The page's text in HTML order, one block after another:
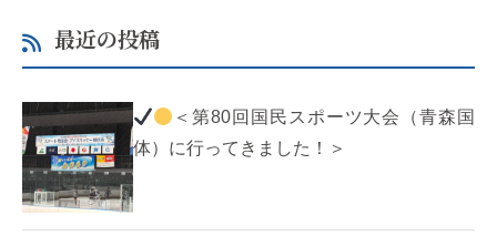
最近の投稿
＜第80回国民スポーツ大会（青森国
体）に行ってきました！＞